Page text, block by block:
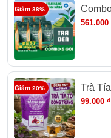
Giảm 38%
2500g
561.000
Giảm 20%
Trà
Cấp
99.000 ₫